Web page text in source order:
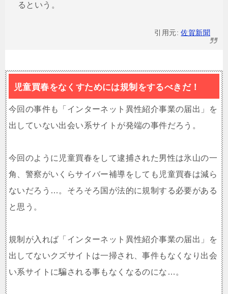
るという。
引用元:佐賀新聞
児童買春をなくすためには規制をするべきだ！
今回の事件も「インターネット異性紹介事業の届出」を
出していない出会い系サイトが発端の事件だろう。
今回のように児童買春をして逮捕された男性は氷山の一
角、警察がいくらサイバー補導をしても児童買春は減ら
ないだろう…。そろそろ国が法的に規制する必要がある
と思う。
規制が入れば「インターネット異性紹介事業の届出」を
出してないクズサイトは一掃され、事件もなくなり出会
い系サイトに騙される事もなくなるのにな…。